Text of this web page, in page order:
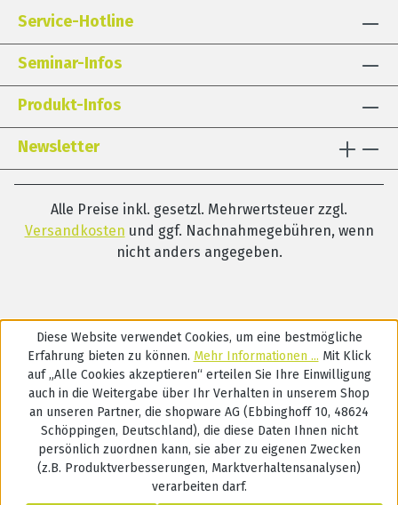
Service-Hotline
Seminar-Infos
Produkt-Infos
Newsletter
Alle Preise inkl. gesetzl. Mehrwertsteuer zzgl.
Versandkosten und ggf. Nachnahmegebühren, wenn
nicht anders angegeben.
Diese Website verwendet Cookies, um eine bestmögliche
Erfahrung bieten zu können. Mehr Informationen ... Mit Klick
auf „Alle Cookies akzeptieren“ erteilen Sie Ihre Einwilligung
auch in die Weitergabe über Ihr Verhalten in unserem Shop
an unseren Partner, die shopware AG (Ebbinghoff 10, 48624
Schöppingen, Deutschland), die diese Daten Ihnen nicht
persönlich zuordnen kann, sie aber zu eigenen Zwecken
(z.B. Produktverbesserungen, Marktverhaltensanalysen)
verarbeiten darf.